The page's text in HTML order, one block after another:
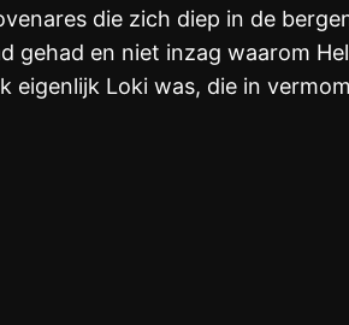
die zich diep in de
gehad en niet inzag waarom
Loki was, die in